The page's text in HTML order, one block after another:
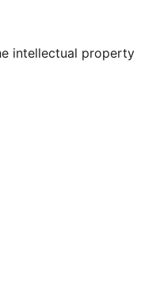
intellectual property